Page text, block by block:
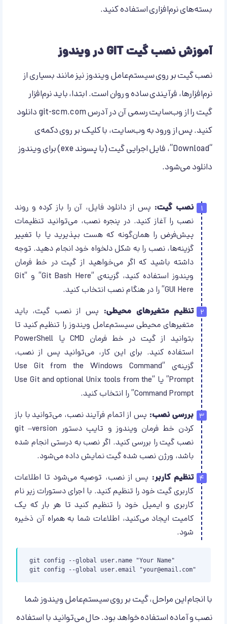
بسته‌های نرم‌افزاری استفاده کنید.
آموزش نصب گیت GIT در ویندوز
نصب گیت بر روی سیستم‌عامل ویندوز نیز مانند بسیاری از
نرم‌افزارها، فرآیندی ساده و روان است. ابتدا، باید نرم‌افزار
گیت را از وب‌سایت رسمی آن در آدرس git-scm.com دانلود
کنید. پس از ورود به وب‌سایت، با کلیک بر روی دکمه‌ی
“Download”، فایل اجرایی گیت (با پسوند exe) برای ویندوز
دانلود می‌شود.
نصب گیت: پس از دانلود فایل، آن را باز کرده و روند
نصب را آغاز کنید. در پنجره نصب، می‌توانید تنظیمات
پیش‌فرض را همان‌گونه که هست بپذیرید یا با تغییر
گزینه‌ها، نصب را به شکل دلخواه خود انجام دهید. توجه
داشته باشید که اگر می‌خواهید از گیت در خط فرمان
ویندوز استفاده کنید، گزینه‌ی “Git Bash Here” و “Git
GUI Here” را در هنگام نصب انتخاب کنید.
تنظیم متغیرهای محیطی: پس از نصب گیت، باید
متغیرهای محیطی سیستم‌عامل ویندوز را تنظیم کنید تا
بتوانید از گیت در خط فرمان CMD یا PowerShell
استفاده کنید. برای این کار، می‌توانید پس از نصب،
گزینه‌ی “Use Git from the Windows Command
Prompt” یا “Use Git and optional Unix tools from the
Command Prompt” را انتخاب کنید.
بررسی نصب: پس از اتمام فرآیند نصب، می‌توانید با باز
کردن خط فرمان ویندوز و تایپ دستور git –version
نصب گیت را بررسی کنید. اگر نصب به درستی انجام شده
باشد، ورژن نصب شده گیت نمایش داده می‌شود.
تنظیم کاربر: پس از نصب، توصیه می‌شود تا اطلاعات
کاربری گیت خود را تنظیم کنید. با اجرای دستورات زیر نام
کاربری و ایمیل خود را تنظیم کنید تا هر بار که یک
کامیت ایجاد می‌کنید، اطلاعات شما به همراه آن ذخیره
شود.
git config --global user.name "Your Name"
git config --global user.email "your@email.com"
با انجام این مراحل، گیت بر روی سیستم‌عامل ویندوز شما
نصب و آماده استفاده خواهد بود. حال می‌توانید با استفاده